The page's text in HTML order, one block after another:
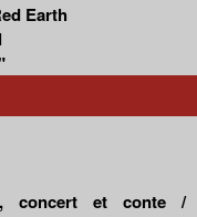
Earth
concert et conte /